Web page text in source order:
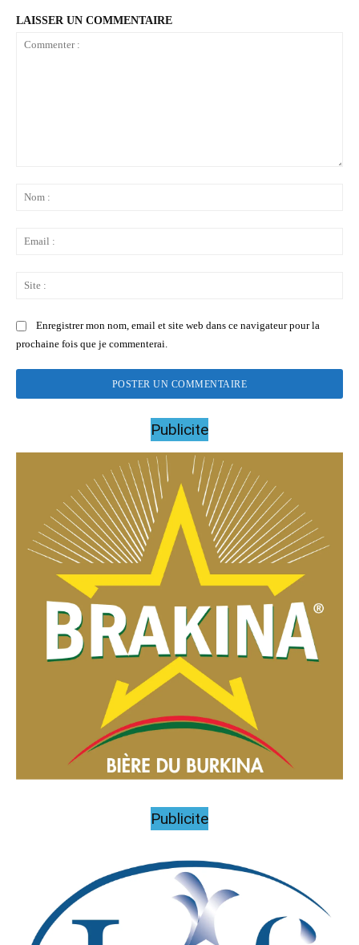
LAISSER UN COMMENTAIRE
Enregistrer mon nom, email et site web dans ce navigateur pour la
prochaine fois que je commenterai.
Publicite
Publicite